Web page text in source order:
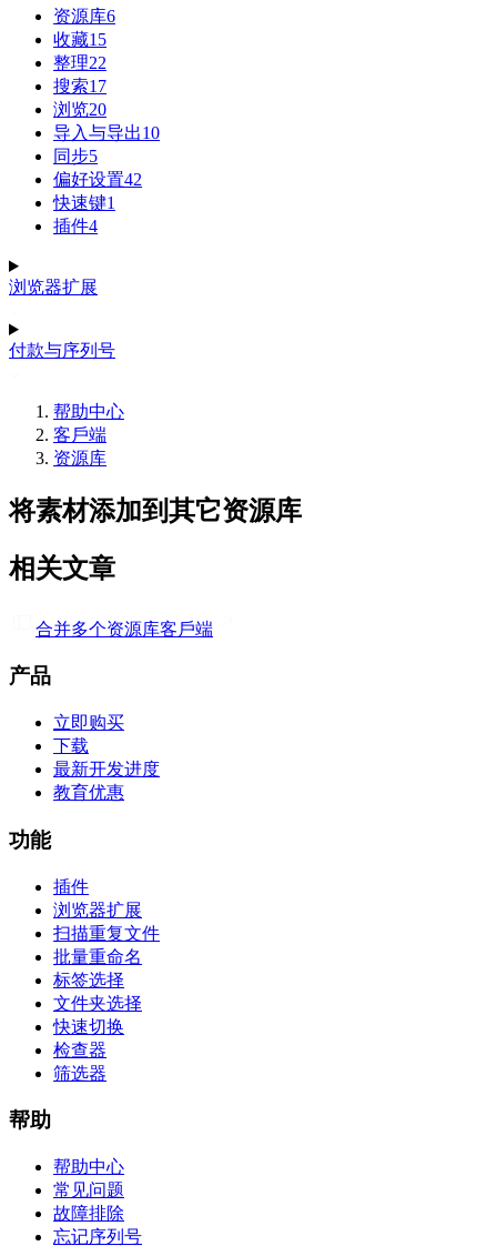
资源库6
收藏15
整理22
搜索17
浏览20
导入与导出10
同步5
偏好设置42
快速键1
插件4
浏览器扩展
付款与序列号
帮助中心
客戶端
资源库
将素材添加到其它资源库
相关文章
合并多个资源库客戶端
产品
立即购买
下载
最新开发进度
教育优惠
功能
插件
浏览器扩展
扫描重复文件
批量重命名
标签选择
文件夹选择
快速切换
检查器
筛选器
帮助
帮助中心
常见问题
故障排除
忘记序列号